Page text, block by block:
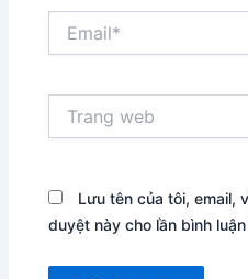
web
Lưu tên của tôi, email,
duyệt này cho lần bình